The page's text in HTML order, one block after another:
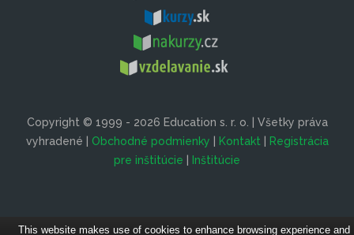
Copyright © 1999 - 2026 Education s. r. o. | Všetky práva
vyhradené | Obchodné podmienky | Kontakt | Registrácia
pre inštitúcie | Inštitúcie
This website makes use of cookies to enhance browsing experience and